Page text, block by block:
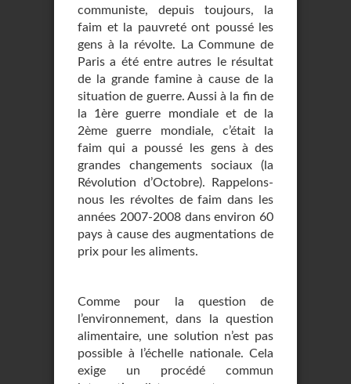
communiste, depuis toujours, la
faim et la pauvreté ont poussé les
gens à la révolte. La Commune de
Paris a été entre autres le résultat
de la grande famine à cause de la
situation de guerre. Aussi à la fin de
la 1ère guerre mondiale et de la
2ème guerre mondiale, c’était la
faim qui a poussé les gens à des
grandes changements sociaux (la
Révolution d’Octobre). Rappelons-
nous les révoltes de faim dans les
années 2007-2008 dans environ 60
pays à cause des augmentations de
prix pour les aliments.
Comme pour la question de
l’environnement, dans la question
alimentaire, une solution n’est pas
possible à l’échelle nationale. Cela
exige un procédé commun